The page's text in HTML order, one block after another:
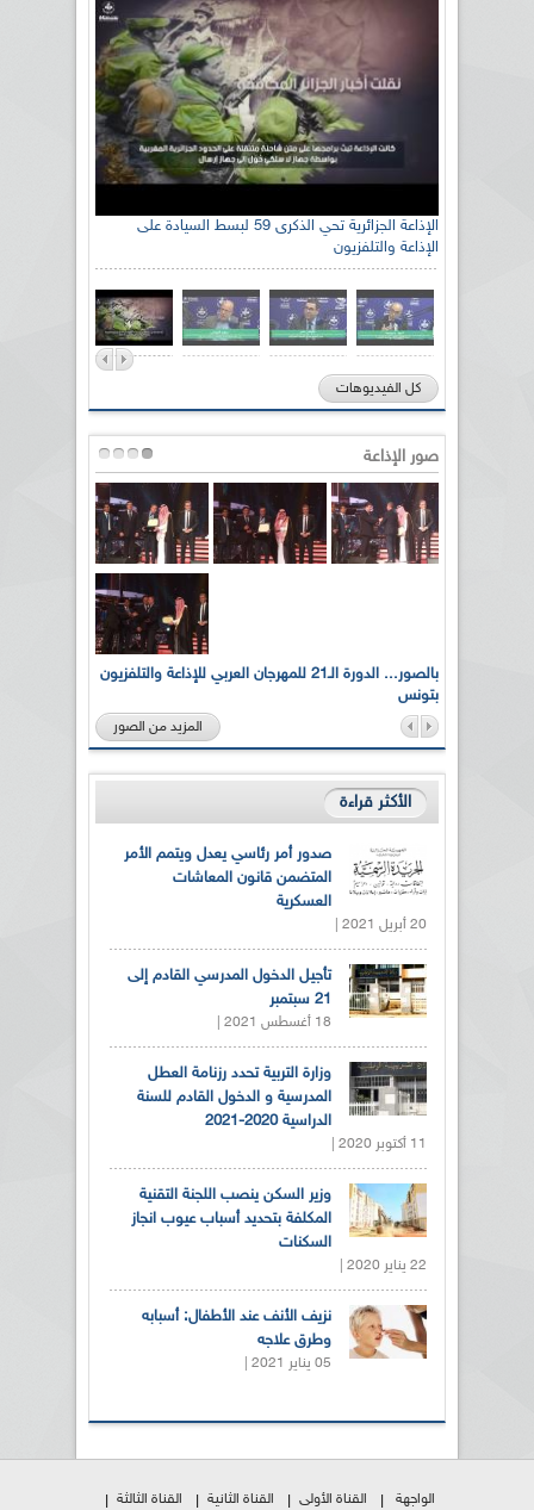
الإذاعة الجزائرية تحي الذكرى 59 لبسط السيادة على
الإذاعة والتلفزيون
كل الفيديوهات
صور الإذاعة
بالصور... الدورة الـ21 للمهرجان العربي للإذاعة والتلفزيون
بتونس
المزيد من الصور
الأكثر قراءة
صدور أمر رئاسي يعدل ويتمم الأمر
المتضمن قانون المعاشات
العسكرية
20 أبريل 2021 |
تأجيل الدخول المدرسي القادم إلى
21 سبتمبر
18 أغسطس 2021 |
وزارة التربية تحدد رزنامة العطل
المدرسية و الدخول القادم للسنة
الدراسية 2020-2021
11 أكتوبر 2020 |
وزير السكن ينصب اللجنة التقنية
المكلفة بتحديد أسباب عيوب انجاز
السكنات
22 يناير 2020 |
نزيف الأنف عند الأطفال: أسبابه
وطرق علاجه
05 يناير 2021 |
الواجهة القناة الأولى القناة الثانية القناة الثالثة